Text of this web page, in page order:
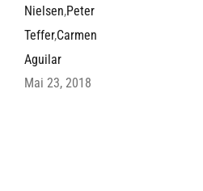
Nielsen,Peter
Teffer,Carmen
Aguilar
Mai 23, 2018